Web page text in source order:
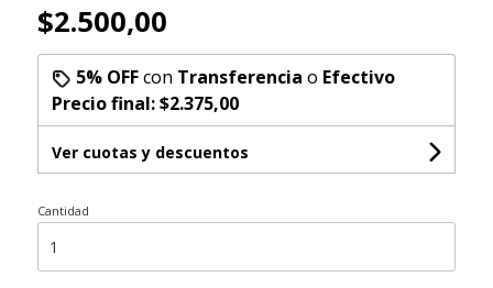
$2.500,00
5% OFFcon Transferencia o Efectivo
Precio final:$2.375,00
Ver cuotas y descuentos
Cantidad